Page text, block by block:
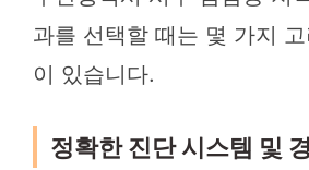
과를 선택할 때는 몇 가지
이 있습니다.
정확한 진단 시스템 및